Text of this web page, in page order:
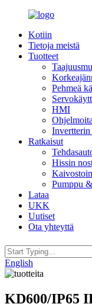
Kotiin
Tietoja meistä
Tuotteet
Pehmeä
HMI
Ratkaisut
Hissin
Pumppu
Lataa
UKK
Uutiset
Ota yhteyttä
English
KD600/IP65